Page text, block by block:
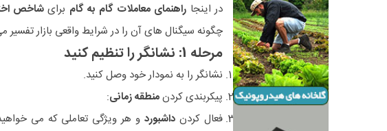
در اینجا راهنمای معاملات گام به گام برایشاخص
چگونه سیگنال های آن را در شرایط واقعی بازار تفسیر
مرحله 1: نشانگر را تنظیم کنید
نشانگر را به نمودار خود وصل کنید.
پیکربندی کردنمنطقه زمانی:
فعال کردنداشبورد و هر ویژگی تعاملی که می